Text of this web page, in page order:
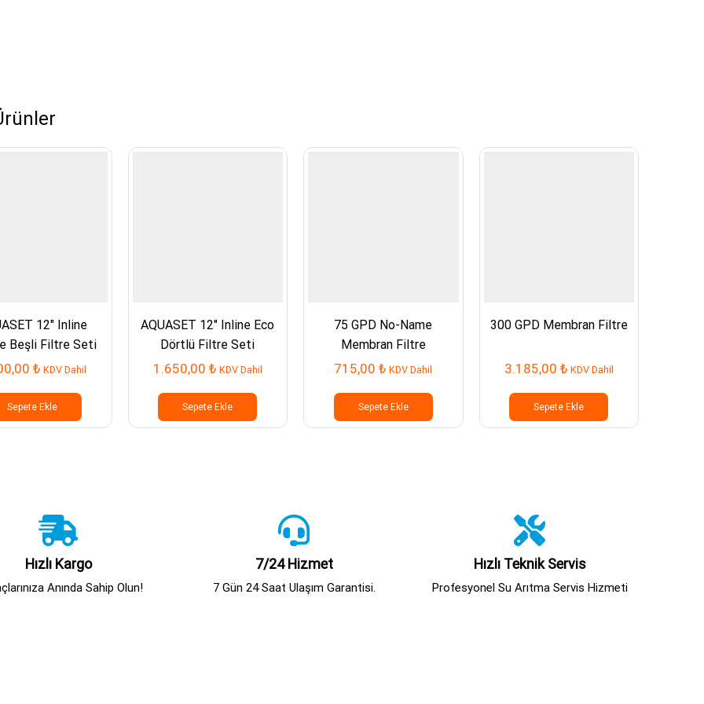
12″ Inline
Beşli Filtre Seti
₺ KDV Dahil
Sepete Ekle
AQUASET 12″ Inline Eco
Dörtlü Filtre Seti
1.650,00 ₺ KDV Dahil
Sepete Ekle
75 GPD No-Name
Membran Filtre
715,00₺ KDV Dahil
Sepete Ekle
300 GPD Membran Filtre
3.185,00 ₺ KDV Dahil
Sepete Ekle
Hızlı Kargo
Anında Sahip Olun!
7/24 Hizmet
7 Gün 24 Saat Ulaşım Garantisi.
Hızlı Teknik Servis
Profesyonel Su Arıtma Servis Hizmeti